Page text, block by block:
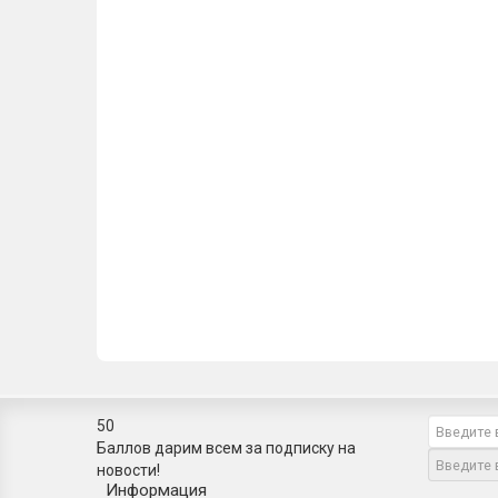
50
Баллов дарим всем за подписку на
новости!
Информация